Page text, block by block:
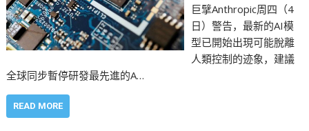
巨擘Anthropic周四（4
日）警告，最新的AI模
型已開始出現可能脫離
人類控制的迹象，建議
全球同步暫停研發最先進的A…
READ MORE